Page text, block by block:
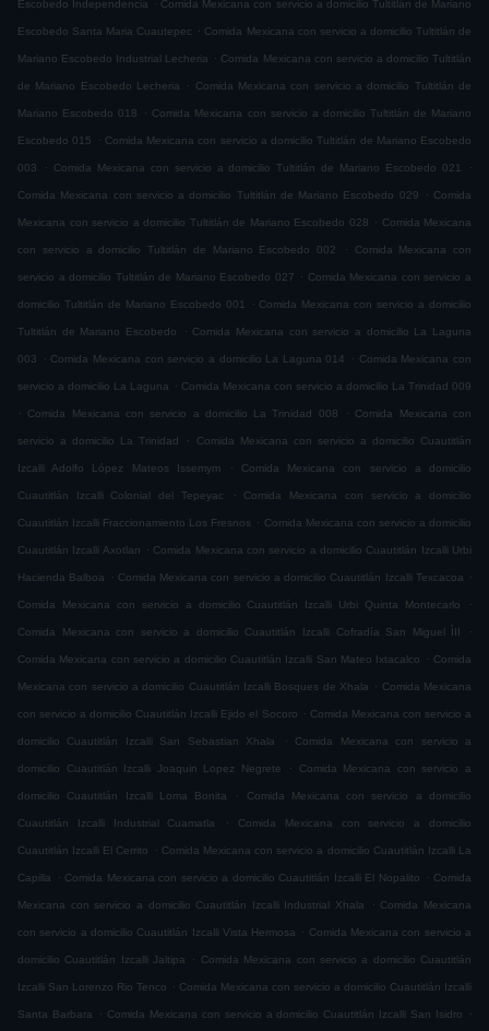
Escobedo Independencia Comida Mexicana con servicio a domicilio Tultitlán de Mariano
Escobedo Santa Maria Cuautepec . Comida Mexicana con servicio a domicilio Tultitlán de
Mariano Escobedo Industrial Lecheria . Comida Mexicana con servicio a domicilio Tultitlán
de Mariano Escobedo Lecheria . Comida Mexicana con servicio a domicilio Tultitlán de
Mariano Escobedo 018 . Comida Mexicana con servicio a domicilio Tultitlán de Mariano
Escobedo 015 . Comida Mexicana con servicio a domicilio Tultitlán de Mariano Escobedo
003 . Comida Mexicana con servicio a domicilio Tultitlán de Mariano Escobedo 021 .
Comida Mexicana con servicio a domicilio Tultitlán de Mariano Escobedo 029 . Comida
Mexicana con servicio a domicilio Tultitlán de Mariano Escobedo 028 . Comida Mexicana
con servicio a domicilio Tultitlán de Mariano Escobedo 002 . Comida Mexicana con
servicio a domicilio Tultitlán de Mariano Escobedo 027 . Comida Mexicana con servicio a
domicilio Tultitlán de Mariano Escobedo 001 . Comida Mexicana con servicio a domicilio
Tultitlán de Mariano Escobedo . Comida Mexicana con servicio a domicilio La Laguna
003 . Comida Mexicana con servicio a domicilio La Laguna 014 . Comida Mexicana con
servicio a domicilio La Laguna . Comida Mexicana con servicio a domicilio La Trinidad 009
.
Comida Mexicana con servicio a domicilio La Trinidad 008 . Comida Mexicana con
servicio a domicilio La Trinidad . Comida Mexicana con servicio a domicilio Cuautitlán
Izcalli Adolfo López Mateos Issemym . Comida Mexicana con servicio a domicilio
Cuautitlán Izcalli Colonial del Tepeyac . Comida Mexicana con servicio a domicilio
Cuautitlán Izcalli Fraccionamiento Los Fresnos . Comida Mexicana con servicio a domicilio
Cuautitlán Izcalli Axotlan . Comida Mexicana con servicio a domicilio Cuautitlán Izcalli Urbi
Hacienda Balboa . Comida Mexicana con servicio a domicilio Cuautitlán Izcalli Texcacoa .
Comida Mexicana con servicio a domicilio Cuautitlán Izcalli Urbi Quinta Montecarlo .
Comida Mexicana con servicio a domicilio Cuautitlán Izcalli Cofradía San Miguel ÌII .
Comida Mexicana con servicio a domicilio Cuautitlán Izcalli San Mateo Ixtacalco . Comida
Mexicana con servicio a domicilio Cuautitlán Izcalli Bosques de Xhala . Comida Mexicana
con servicio a domicilio Cuautitlán Izcalli Ejido el Socoro . Comida Mexicana con servicio a
domicilio Cuautitlán Izcalli San Sebastian Xhala . Comida Mexicana con servicio a
domicilio Cuautitlán Izcalli Joaquin Lopez Negrete . Comida Mexicana con servicio a
domicilio Cuautitlán Izcalli Loma Bonita . Comida Mexicana con servicio a domicilio
Cuautitlán Izcalli Industrial Cuamatla . Comida Mexicana con servicio a domicilio
Cuautitlán Izcalli El Cerrito . Comida Mexicana con servicio a domicilio Cuautitlán Izcalli La
Capilla . Comida Mexicana con servicio a domicilio Cuautitlán Izcalli El Nopalito . Comida
Mexicana con servicio a domicilio Cuautitlán Izcalli Industrial Xhala . Comida Mexicana
con servicio a domicilio Cuautitlán Izcalli Vista Hermosa . Comida Mexicana con servicio a
domicilio Cuautitlán Izcalli Jaltipa . Comida Mexicana con servicio a domicilio Cuautitlán
Izcalli San Lorenzo Rio Tenco . Comida Mexicana con servicio a domicilio Cuautitlán Izcalli
Santa Barbara . Comida Mexicana con servicio a domicilio Cuautitlán Izcalli San Isidro .